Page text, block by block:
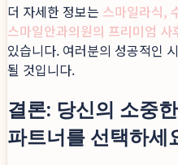
더 자세한 정보는 스마일라식,
스마일안과의원의 프리미엄 사
있습니다. 여러분의 성공적인
될 것입니다.
결론: 당신의 소중
파트너를 선택하세